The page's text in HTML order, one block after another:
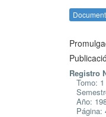
Registro
Tomo: 1
Año:
Página: